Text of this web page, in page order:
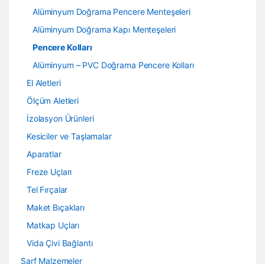
Alüminyum Doğrama Pencere Menteşeleri
Alüminyum Doğrama Kapı Menteşeleri
Pencere Kolları
Alüminyum – PVC Doğrama Pencere Kolları
El Aletleri
Ölçüm Aletleri
İzolasyon Ürünleri
Kesiciler ve Taşlamalar
Aparatlar
Freze Uçları
Tel Fırçalar
Maket Bıçakları
Matkap Uçları
Vida Çivi Bağlantı
Sarf Malzemeler